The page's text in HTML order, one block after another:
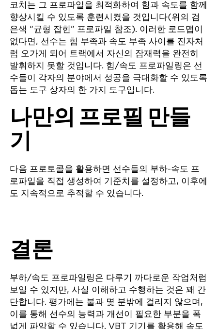
코치는 그 프로파일을 최적화하여 힘과 속도를 함께
향상시킬 수 있도록 훈련시켰을 것입니다(위의 검
은색 “균형 잡힌” 프로파일 참조). 이러한 로드맵이
없다면, 선수는 힘 부족과 속도 부족 사이를 진자처
럼 오가게 되어 트랙에서 자신의 잠재력을 완전히
발휘하지 못할 것입니다. 힘/속도 프로파일링은 선
수들이 각자의 분야에서 성공을 극대화할 수 있도록
돕는 도구 상자의 한 가지 도구입니다.
나만의 프로필 만들
기
다음 프로토콜을 활용하면 선수들의 부하-속도 프
로파일을 직접 생성하여 기준치를 설정하고, 이후에
도 지속적으로 추적할 수 있습니다.
결론
부하/속도 프로파일링은 다루기 까다로운 작업처럼
보일 수 있지만, 사실 이해하고 수행하는 것은 꽤 간
단합니다. 평가에는 불과 몇 분밖에 걸리지 않으며,
이를 통해 선수의 능력과 개선이 필요한 부분을 폭
넓게 파악할 수 있습니다. VBT 기기를 활용해 속도